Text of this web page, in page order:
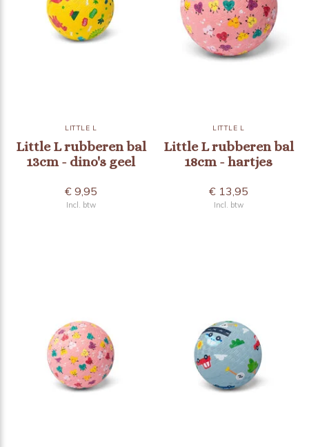
LITTLE L
Little L rubberen bal
13cm - dino's geel
€ 9,95
Incl. btw
LITTLE L
Little L rubberen bal
18cm - hartjes
€ 13,95
Incl. btw